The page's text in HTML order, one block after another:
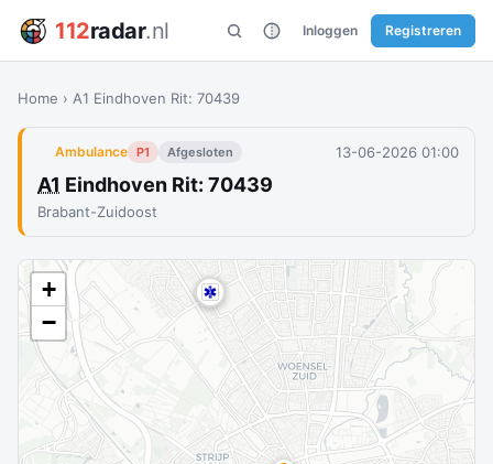
112radar.nl Inloggen Registreren
Home › A1 Eindhoven Rit: 70439
Ambulance P1 Afgesloten 13-06-2026 01:00
A1 Eindhoven Rit: 70439
Brabant-Zuidoost
+
−